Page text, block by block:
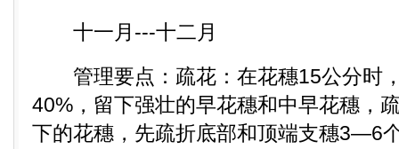
十一月---十二月
管理要点：疏花：在花穗15公分时
40%，留下强壮的早花穗和中早花穗，
下的花穗，先疏折底部和顶端支穗3—6